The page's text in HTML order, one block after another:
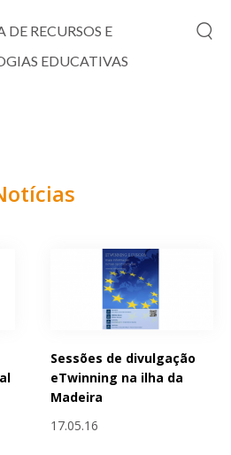
DE RECURSOS E
EDUCATIVAS
Sessões de divulgação
eTwinning na ilha da
Madeira
17.05.16